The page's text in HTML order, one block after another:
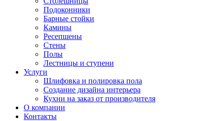
Подоконники
Барные стойки
Камины
Ресепшены
Стены
Полы
Лестницы и ступени
Услуги
Шлифовка и полировка пола
Создание дизайна интерьера
Кухни на заказ от производителя
О компании
Контакты